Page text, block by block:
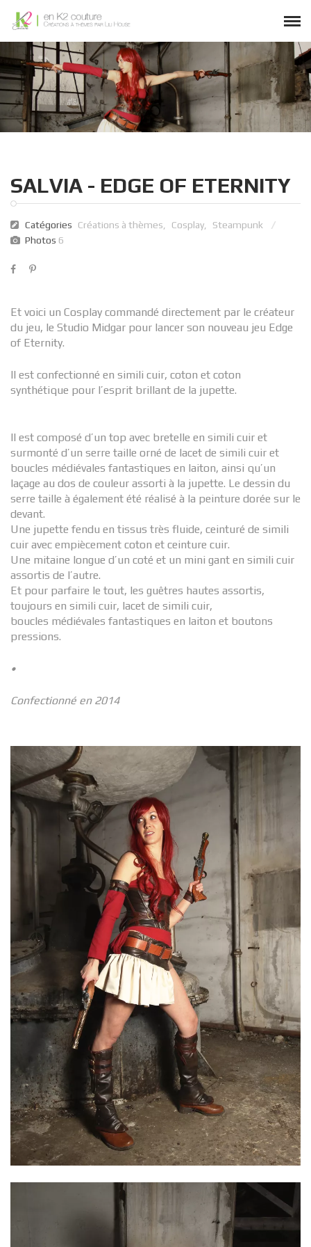
SALVIA - EDGE OF ETERNITY
Catégories Créations à thèmes Cosplay
Steampunk
Photos 6
Et voici un Cosplay commandé directement par le créateur
du jeu, le Studio Midgar pour lancer son nouveau jeu Edge
of Eternity.
Il est confectionné en simili cuir, coton et coton
synthétique pour l’esprit brillant de la jupette.
Il est composé d’un top avec bretelle en simili cuir et
surmonté d’un serre taille orné de lacet de simili cuir et
boucles médiévales fantastiques en laiton, ainsi qu’un
laçage au dos de couleur assorti à la jupette. Le dessin du
serre taille à également été réalisé à la peinture dorée sur le
devant.
Une jupette fendu en tissus très fluide, ceinturé de simili
cuir avec empiècement coton et ceinture cuir.
Une mitaine longue d’un coté et un mini gant en simili cuir
assortis de l’autre.
Et pour parfaire le tout, les guêtres hautes assortis,
toujours en simili cuir, lacet de simili cuir,
boucles médiévales fantastiques en laiton et boutons
pressions.
•
Confectionné en 2014